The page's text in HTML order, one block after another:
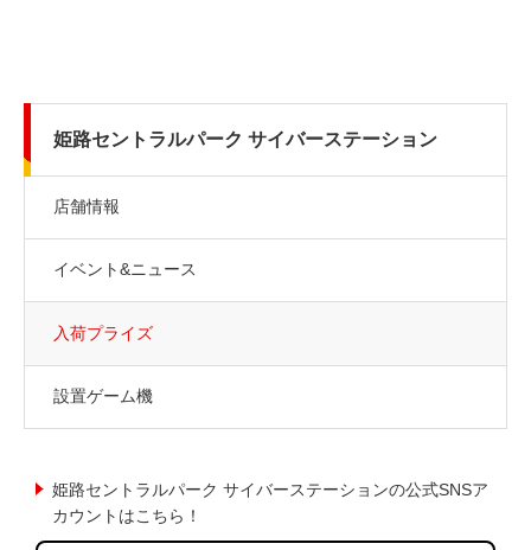
姫路セントラルパーク サイバーステーション
店舗情報
イベント&ニュース
入荷プライズ
設置ゲーム機
姫路セントラルパーク サイバーステーションの公式SNSア
カウントはこちら！